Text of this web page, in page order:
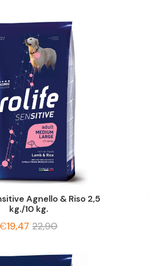
Agnello & Riso 2,5
kg./10 kg.
€19,47 22,90